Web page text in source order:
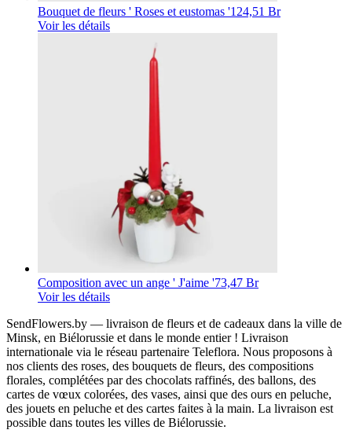
Bouquet de fleurs ' Roses et eustomas '124,51 Br
Voir les détails
Composition avec un ange ' J'aime '73,47 Br
Voir les détails
SendFlowers.by — livraison de fleurs et de cadeaux dans la ville de
Minsk, en Biélorussie et dans le monde entier ! Livraison
internationale via le réseau partenaire Teleflora. Nous proposons à
nos clients des roses, des bouquets de fleurs, des compositions
florales, complétées par des chocolats raffinés, des ballons, des
cartes de vœux colorées, des vases, ainsi que des ours en peluche,
des jouets en peluche et des cartes faites à la main. La livraison est
possible dans toutes les villes de Biélorussie.